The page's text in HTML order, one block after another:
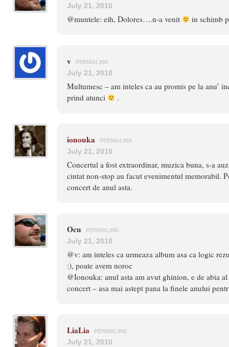
July 21, 2010
@muntele: eih, Dolores….n-a venit in schimb
v PERMALINK
July 21, 2010
Multumesc – am inteles ca au promis pe la anu’
prind atunci
.
ionouka PERMALINK
July 21, 2010
Concertul a fost extraordinar, muzica buna, s-a
cintat non-stop au facut evenimentul memorabil.
concert de anul asta.
Ocu PERMALINK
July 21, 2010
@v: am inteles ca urmeaza album asa ca logic
:), poate avem noroc
@Ionouka: anul asta am avut ghinion, e de abia
concert – asa mai astept pana la finele anului
LiaLia PERMALINK
July 21, 2010